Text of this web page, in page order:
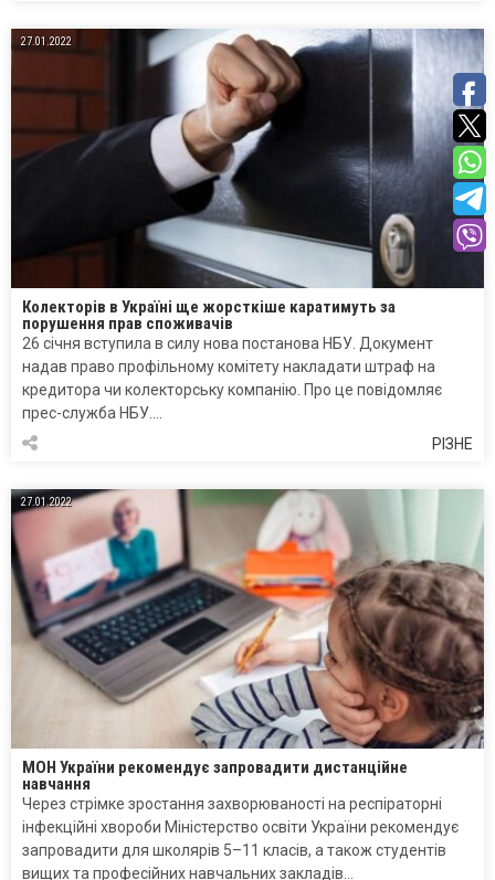
27.01.2022
Колекторів в Україні ще жорсткіше каратимуть за
порушення прав споживачів
26 січня вступила в силу нова постанова НБУ. Документ
надав право профільному комітету накладати штраф на
кредитора чи колекторську компанію. Про це повідомляє
прес-служба НБУ….
РІЗНЕ
27.01.2022
МОН України рекомендує запровадити дистанційне
навчання
Через стрімке зростання захворюваності на респіраторні
інфекційні хвороби Міністерство освіти України рекомендує
запровадити для школярів 5–11 класів, а також студентів
вищих та професійних навчальних закладів…